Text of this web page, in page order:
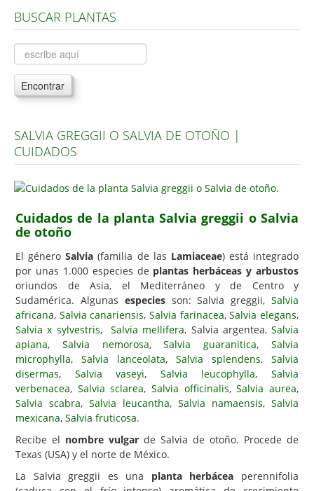
Árboles, Cicas y Palmeras de la G a la Z
Plantas Anuales y Perennes
Plantas Bulbosas y Acuáticas
Plantas de Interior
Plantas Aromáticas y de Huerto
Plantas Carnívoras y Orquídeas
Consejos
Hemisferio Norte
Hemisferio Sur
Enfermedades
Animales
Hongos
Carencias
Fotos
Flores y Plantas
Árboles y Palmeras
Arbustos y Trepadoras
Cactus y Suculentas
BUSCAR PLANTAS
Encontrar
SALVIA GREGGII O SALVIA DE OTOÑO |
CUIDADOS
Cuidados de la planta Salvia greggii o Salvia
de otoño
El géneroSalvia (familia de las Lamiaceae) está integrado
por unas 1.000 especies de plantas herbáceas y arbustos
oriundos de Asia, el Mediterráneo y de Centro y
Sudamérica. Algunas especiesson: Salvia greggii,Salvia
africana, Salvia canariensis,Salvia farinacea,Salvia elegans,
Salvia x sylvestris, Salvia mellifera, Salvia argentea, Salvia
apiana, Salvia nemorosa,Salvia guaranitica,Salvia
microphylla, Salvia lanceolata, Salvia splendens, Salvia
disermas, Salvia vaseyi, Salvia leucophylla,Salvia
verbenacea, Salvia sclarea,Salvia officinalis,Salvia aurea,
Salvia scabra, Salvia leucantha, Salvia namaensis, Salvia
mexicana, Salvia fruticosa.
Recibe el nombre vulgar de Salvia de otoño. Procede de
Texas (USA) y el norte de México.
La Salvia greggii es una planta herbácea perennifolia